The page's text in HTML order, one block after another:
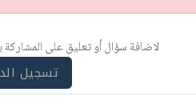
لاضافة سؤال أو تعليق على
تسجيل